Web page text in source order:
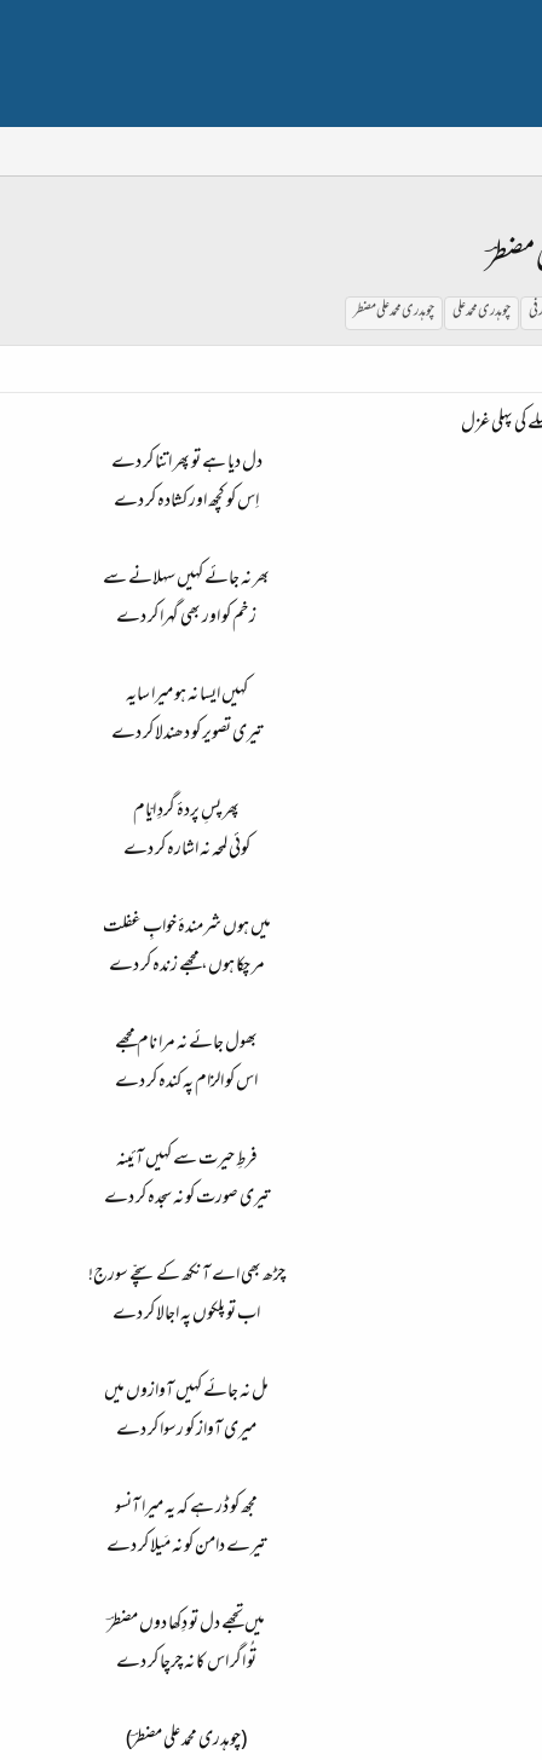
مضطرؔ
چوہدری محمد علی چوہدری محمد علی مضطر
کی پہلی غزل
دل دیا ہے تو پھر اتنا کر دے
اِس کو کچھ اور کشادہ کر دے
بھر نہ جائے کہیں سہلانے سے
زخم کو اور بھی گہرا کر دے
کہیں ایسا نہ ہو میرا سایہ
تیری تصویر کو دھندلا کر دے
پھر پسِ پردۂ گردِ ایّام
کوئی لمحہ نہ اشارہ کر دے
میں ہوں شرمندۂ خوابِ غفلت
مر چکا ہوں، مجھے زندہ کر دے
بھول جائے نہ مرا نام مجھے
اس کو الزام پہ کندہ کر دے
فرطِ حیرت سے کہیں آئینہ
تیری صورت کو نہ سجدہ کر دے
چڑھ بھی اے آنکھ کے سچّے سورج!
اب تو پلکوں پہ اجالا کر دے
مل نہ جائے کہیں آوازوں میں
میری آواز کو رسوا کر دے
مجھ کو ڈر ہے کہ یہ میرا آنسو
تیرے دامن کو نہ مَیلا کر دے
میں تجھے دل تو دِکھا دوں مضطرؔ
تُو اگر اس کا نہ چرچا کر دے
(چوہدری محمد علی مضطرؔ)